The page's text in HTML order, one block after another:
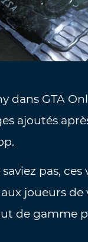
dans GTA
​​ajoutés
pas, ces
joueurs de
de gamme